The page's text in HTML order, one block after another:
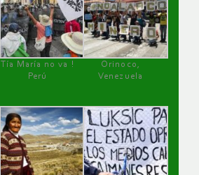
Tía María no va !
Perú
Orinoco,
Venezuela